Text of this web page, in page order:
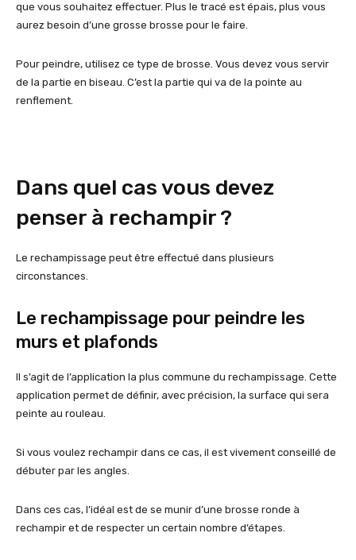
que vous souhaitez effectuer. Plus le tracé est épais, plus vous
aurez besoin d’une grosse brosse pour le faire.
Pour peindre, utilisez ce type de brosse. Vous devez vous servir
de la partie en biseau. C’est la partie qui va de la pointe au
renflement.
Dans quel cas vous devez
penser à rechampir ?
Le rechampissage peut être effectué dans plusieurs
circonstances.
Le rechampissage pour peindre les
murs et plafonds
Il s’agit de l’application la plus commune du rechampissage. Cette
application permet de définir, avec précision, la surface qui sera
peinte au rouleau.
Si vous voulez rechampir dans ce cas, il est vivement conseillé de
débuter par les angles.
Dans ces cas, l’idéal est de se munir d’une brosse ronde à
rechampir et de respecter un certain nombre d’étapes.